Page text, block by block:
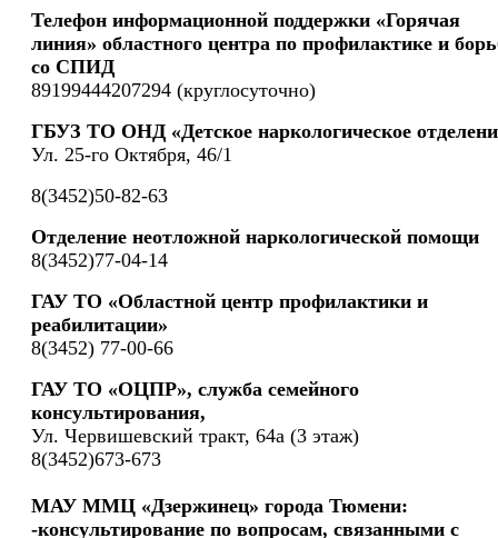
Телефон информационной поддержки «Горячая
линия» областного центра по профилактике и
со СПИД
89199444207294 (круглосуточно)
ГБУЗ ТО ОНД «Детское наркологическое
Ул. 25-го Октября, 46/1
8(3452)50-82-63
Отделение неотложной наркологической помощи
8(3452)77-04-14
ГАУ ТО «Областной центр профилактики и
реабилитации»
8(3452) 77-00-66
ГАУ ТО «ОЦПР», служба семейного
консультирования,
Ул. Червишевский тракт, 64а (3 этаж)
8(3452)673-673
МАУ ММЦ «Дзержинец» города Тюмени:
-консультирование по вопросам, связанными с